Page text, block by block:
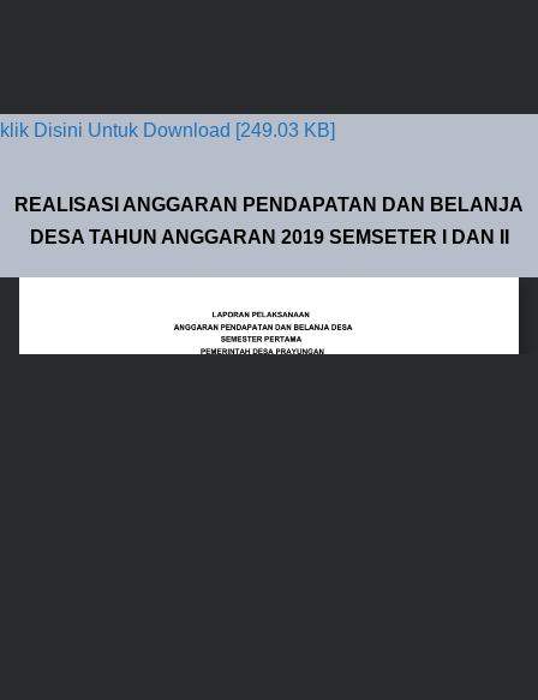
klik Disini Untuk Download [249.03 KB]
REALISASI ANGGARAN PENDAPATAN DAN BELANJA
DESA TAHUN ANGGARAN 2019 SEMSETER I DAN II